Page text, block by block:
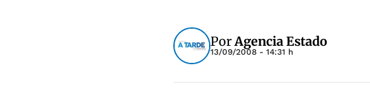
PorAgencia Estado
13/09/2008 - 14:31 h